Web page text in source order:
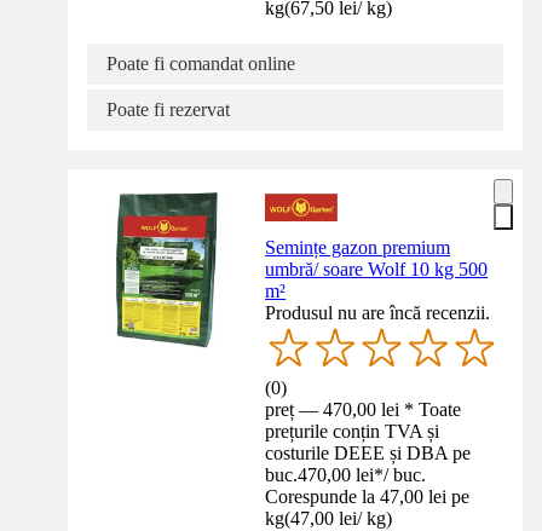
kg(67,50 lei/ kg)
Poate fi comandat online
Poate fi rezervat
Semințe gazon premium
umbră/ soare Wolf 10 kg 500
m²
Produsul nu are încă recenzii.
(0)
preț — 470,00 lei * Toate
prețurile conțin TVA și
costurile DEEE și DBA pe
buc.470,00 lei*/ buc.
Corespunde la 47,00 lei pe
kg(47,00 lei/ kg)